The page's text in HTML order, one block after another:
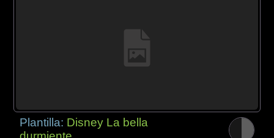
Plantilla: Disney La bella